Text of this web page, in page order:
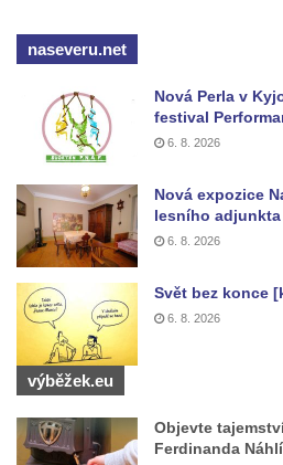
Wäberův kříž v zahradě domu čp.
Kříž na louce v horních
Posteltův kříž naproti domu ev.č. 29
Mikulášovicích
Kříž Neubaukreuz u domu čp. 698 v
Mikulášovicích
Kříž manželů Endlerových u
objektu v Mikulášovicích
Kříž u silnice východně od
Meyerův kříž východně od
Horním Podluží
naseveru.net
Nová Perla v
festival
6. 8. 2026
Nová expozice
lesního
6. 8. 2026
Svět bez konce
6. 8. 2026
výběžek.eu
Objevte
Ferdinanda